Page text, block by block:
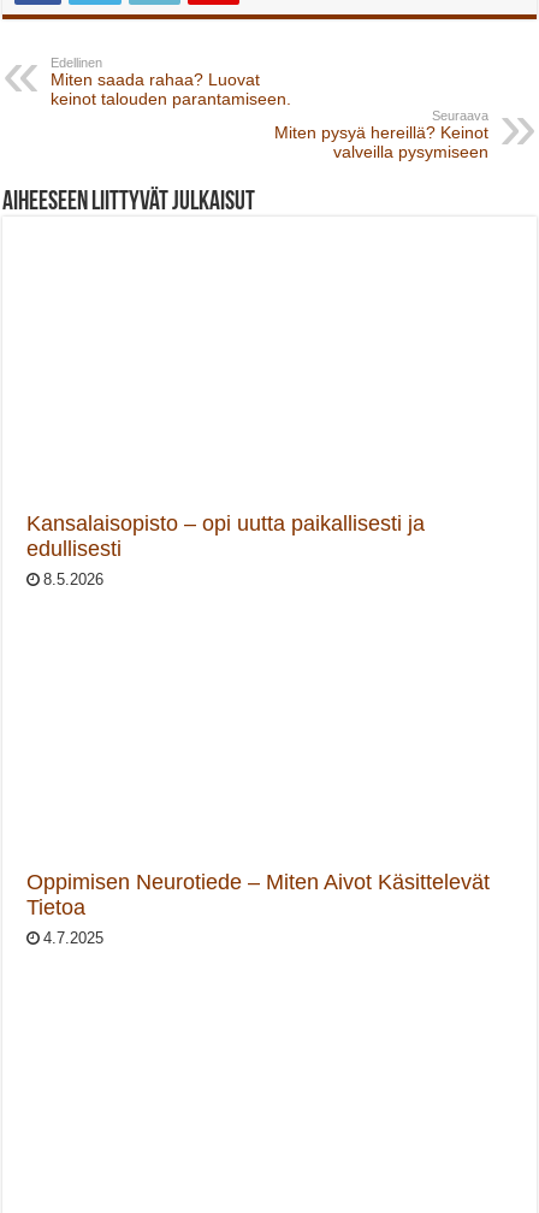
Edellinen
Miten saada rahaa? Luovat
keinot talouden parantamiseen.
Seuraava
Miten pysyä hereillä? Keinot
valveilla pysymiseen
Aiheeseen liittyvät julkaisut
Kansalaisopisto – opi uutta paikallisesti ja
edullisesti
8.5.2026
Oppimisen Neurotiede – Miten Aivot Käsittelevät
Tietoa
4.7.2025